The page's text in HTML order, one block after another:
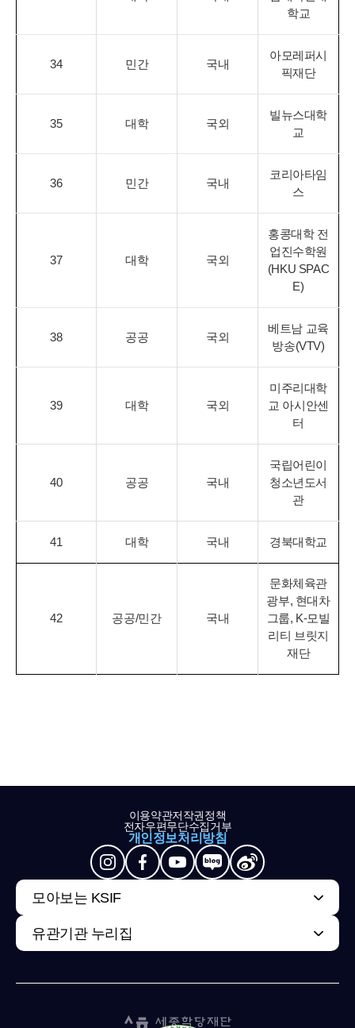
학교
34 민간 국내
아모레퍼시
픽재단
35 대학 국외
빌뉴스대학
교
36 민간 국내
코리아타임
스
37 대학 국외
홍콩대학 전
업진수학원
(HKU SPAC
E)
38 공공 국외
베트남 교육
방송(VTV)
39 대학 국외
미주리대학
교 아시안센
터
40 공공 국내
국립어린이
청소년도서
관
41 대학 국내 경북대학교
42 공공/민간 국내
문화체육관
광부, 현대차
그룹, K-모빌
리티 브릿지
재단
이용약관저작권정책
전자우편무단수집거부
개인정보처리방침
모아보는 KSIF
유관기관 누리집